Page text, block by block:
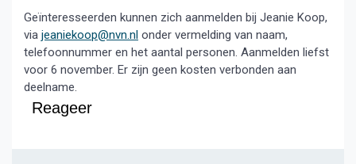
Geïnteresseerden kunnen zich aanmelden bij Jeanie Koop,
via jeaniekoop@nvn.nl onder vermelding van naam,
telefoonnummer en het aantal personen. Aanmelden liefst
voor 6 november. Er zijn geen kosten verbonden aan
deelname.
Reageer